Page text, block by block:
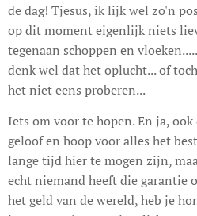
de dag! Tjesus, ik lijk wel zo'n
op dit moment eigenlijk niets
tegenaan schoppen en
denk wel dat het oplucht... of
het niet eens proberen...
Iets om voor te hopen. En ja,
geloof en hoop voor alles het
lange tijd hier te mogen zijn,
echt niemand heeft die garantie
het geld van de wereld, heb je